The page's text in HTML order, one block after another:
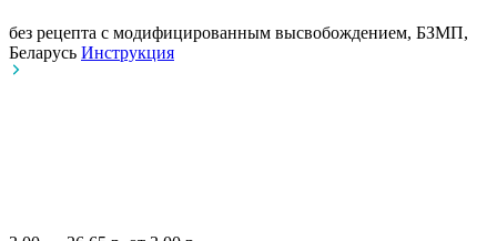
без рецепта с модифицированным высвобождением, БЗМП,
Беларусь Инструкция